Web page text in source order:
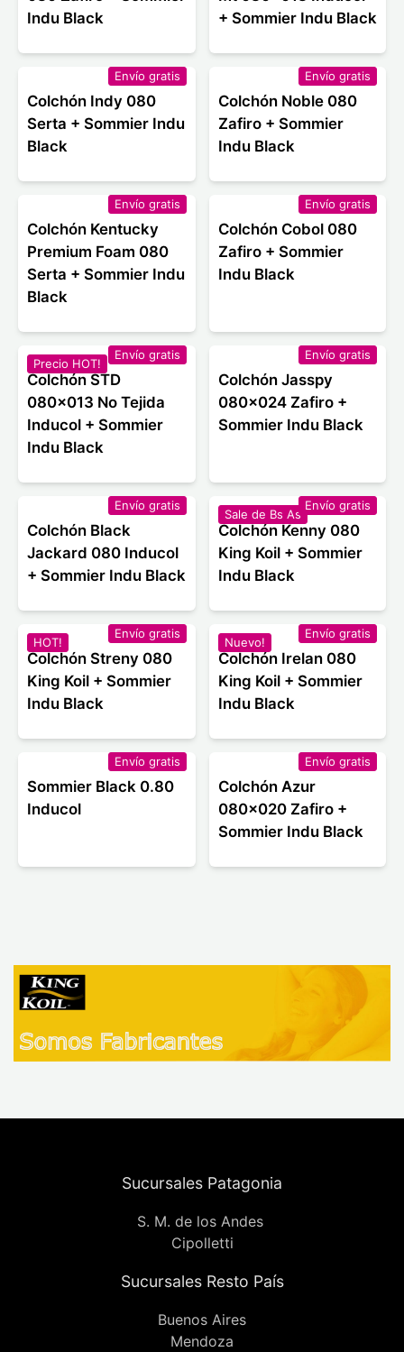
Indu Black
+ Sommier Indu Black
Envío gratis
Colchón Indy 080
Serta + Sommier Indu
Black
Envío gratis
Colchón Noble 080
Zafiro + Sommier
Indu Black
Envío gratis
Colchón Kentucky
Premium Foam 080
Serta + Sommier Indu
Black
Envío gratis
Colchón Cobol 080
Zafiro + Sommier
Indu Black
Precio HOT!
Envío gratis
Colchón STD
080x013 No Tejida
Inducol + Sommier
Indu Black
Envío gratis
Colchón Jasspy
080x024 Zafiro +
Sommier Indu Black
Envío gratis
Colchón Black
Jackard 080 Inducol
+ Sommier Indu Black
Sale de Bs As
Envío gratis
Colchón Kenny 080
King Koil + Sommier
Indu Black
HOT!
Envío gratis
Colchón Streny 080
King Koil + Sommier
Indu Black
Nuevo!
Envío gratis
Colchón Irelan 080
King Koil + Sommier
Indu Black
Envío gratis
Sommier Black 0.80
Inducol
Envío gratis
Colchón Azur
080x020 Zafiro +
Sommier Indu Black
Sucursales Patagonia
S. M. de los Andes
Cipolletti
Sucursales Resto País
Buenos Aires
Mendoza